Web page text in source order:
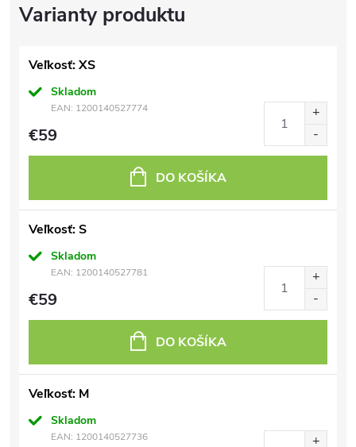
Veľkosť: XS
Skladom
EAN: 1200140527774
€59
DO KOŠÍKA
Veľkosť: S
Skladom
EAN: 1200140527781
€59
DO KOŠÍKA
Veľkosť: M
Skladom
EAN: 1200140527736